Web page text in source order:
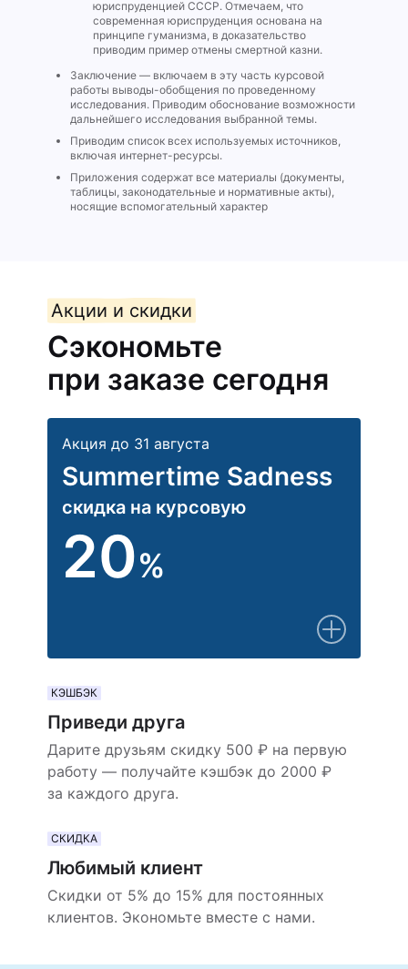
юриспруденцией СССР. Отмечаем, что
современная юриспруденция основана на
принципе гуманизма, в доказательство
приводим пример отмены смертной казни.
Заключение — включаем в эту часть курсовой
работы выводы-обобщения по проведенному
исследования. Приводим обоснование возможности
дальнейшего исследования выбранной темы.
Приводим список всех используемых источников,
включая интернет-ресурсы.
Приложения содержат все материалы (документы,
таблицы, законодательные и нормативные акты),
носящие вспомогательный характер
Акции и скидки
Сэкономьте
при заказе сегодня
Акция до 31 августа
Summertime Sadness
скидка на курсовую
20%
КЭШБЭК
Приведи друга
Дарите друзьям скидку 500 ₽ на первую
работу — получайте кэшбэк до 2000 ₽
за каждого друга.
СКИДКА
Любимый клиент
Скидки от 5% до 15% для постоянных
клиентов. Экономьте вместе с нами.